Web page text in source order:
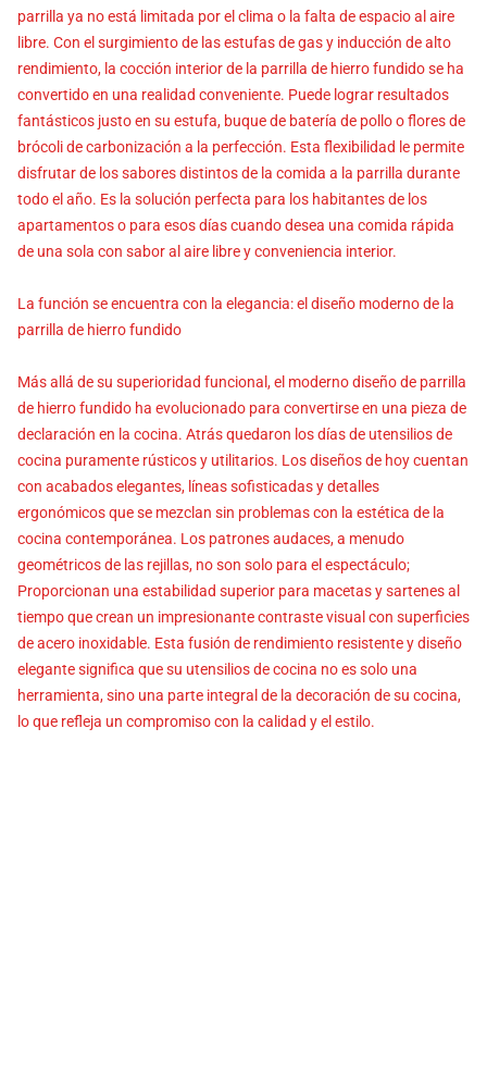
parrilla ya no está limitada por el clima o la falta de espacio al aire
libre. Con el surgimiento de las estufas de gas y inducción de alto
rendimiento, la cocción interior de la parrilla de hierro fundido se ha
convertido en una realidad conveniente. Puede lograr resultados
fantásticos justo en su estufa, buque de batería de pollo o flores de
brócoli de carbonización a la perfección. Esta flexibilidad le permite
disfrutar de los sabores distintos de la comida a la parrilla durante
todo el año. Es la solución perfecta para los habitantes de los
apartamentos o para esos días cuando desea una comida rápida
de una sola con sabor al aire libre y conveniencia interior.
La función se encuentra con la elegancia: el diseño moderno de la
parrilla de hierro fundido
Más allá de su superioridad funcional, el moderno diseño de parrilla
de hierro fundido ha evolucionado para convertirse en una pieza de
declaración en la cocina. Atrás quedaron los días de utensilios de
cocina puramente rústicos y utilitarios. Los diseños de hoy cuentan
con acabados elegantes, líneas sofisticadas y detalles
ergonómicos que se mezclan sin problemas con la estética de la
cocina contemporánea. Los patrones audaces, a menudo
geométricos de las rejillas, no son solo para el espectáculo;
Proporcionan una estabilidad superior para macetas y sartenes al
tiempo que crean un impresionante contraste visual con superficies
de acero inoxidable. Esta fusión de rendimiento resistente y diseño
elegante significa que su utensilios de cocina no es solo una
herramienta, sino una parte integral de la decoración de su cocina,
lo que refleja un compromiso con la calidad y el estilo.